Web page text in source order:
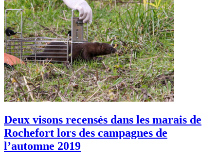
Deux visons recensés dans les marais de
Rochefort lors des campagnes de
l’automne 2019